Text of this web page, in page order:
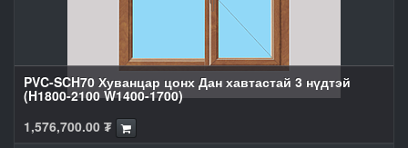
PVC-SCH70 Хуванцар цонх Дан хавтастай 3 нүдтэй
(H1800-2100 W1400-1700)
1,576,700.00 ₮